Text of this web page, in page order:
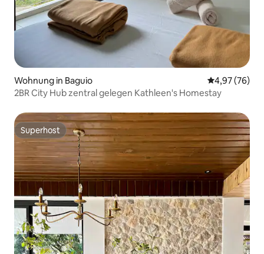
Wohnung in Baguio
4,97 (76)
2BR City Hub zentral gelegen Kathleen's Homestay
Superhost
Superhost